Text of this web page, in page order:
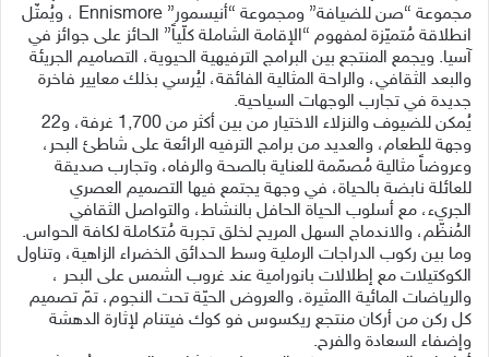
مجموعة “صن للضيافة” ومجموعة “أنيسمور” Ennismore ، ويُمثّل
انطلاقة مُتميّزة لمفهوم “الإقامة الشاملة كلّياً” الحائز على جوائز في
آسيا. ويجمع المنتجع بين البرامج الترفيهية الحيوية، التصاميم الجريئة
والبعد الثقافي، والراحة المثالية الفائقة، ليُرسي بذلك معايير فاخرة
جديدة في تجارب الوجهات السياحية.
يُمكن للضيوف والنزلاء الاختيار من بين أكثر من 1,700 غرفة، و22
وجهة للطعام، والعديد من برامج الترفيه الرائعة على شاطئ البحر،
وعروضاً مثالية مُصمّمة للعناية بالصحة والرفاه، وتجارب صديقة
للعائلة نابضة بالحياة، في وجهة يجتمع فيها التصميم العصري
الجريء، مع أسلوب الحياة الحافل بالنشاط، والتواصل الثقافي
المُنظّم، والاندماج السهل المريح لخلق تجربة مُتكاملة لكافة الحواس.
وما بين ركوب الدراجات الرملية وسط الحدائق الخضراء الزاهية، وتناول
الكوكتيلات مع إطلالات بانورامية عند غروب الشمس على البحر ،
والرياضات المائية االمثيرة، والعروض الحيّة تحت النجوم، تمّ تصميم
كل ركن من أركان منتجع ريكسوس فو كوك فيتنام لإثارة الدهشة
وإضفاء السعادة والفرح.